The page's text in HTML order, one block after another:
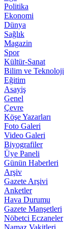
Politika
Ekonomi
Dünya
Sağlık
Magazin
Spor
Kültür-Sanat
Bilim ve Teknoloji
Eğitim
Asayiş
Genel
Çevre
Köşe Yazarları
Foto Galeri
Video Galeri
Biyografiler
Üye Paneli
Günün Haberleri
Arşiv
Gazete Arşivi
Anketler
Hava Durumu
Gazete Manşetleri
Nöbetci Eczaneler